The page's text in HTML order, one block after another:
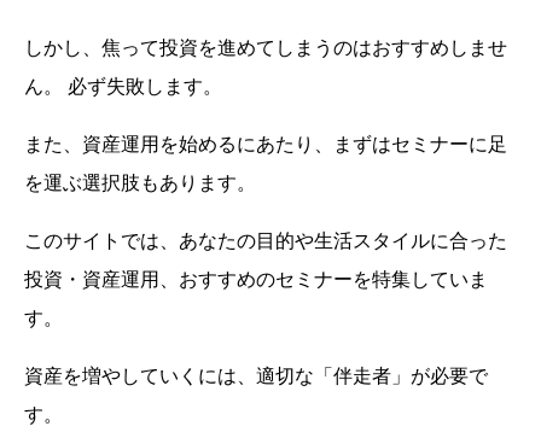
しかし、焦って投資を進めてしまうのはおすすめしませ
ん。 必ず失敗します。
また、資産運用を始めるにあたり、まずはセミナーに足
を運ぶ選択肢もあります。
このサイトでは、あなたの目的や生活スタイルに合った
投資・資産運用、おすすめのセミナーを特集していま
す。
資産を増やしていくには、適切な「伴走者」が必要で
す。